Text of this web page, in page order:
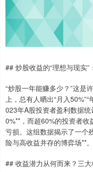
## 炒股收益的“理想与现实
“炒股一年能赚多少？”这是
上，总有人晒出“月入
023年A股投资者盈利数据
0%**，而超60%的投资者
亏损。这组数据揭示了一个
险与高收益并存的博弈场**。
## 收益潜力从何而来？三